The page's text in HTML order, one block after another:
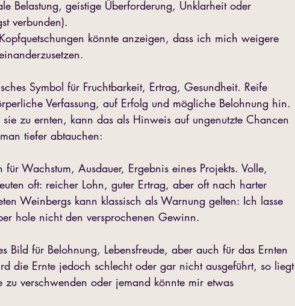
Belastung, geistige Überforderung, Unklarheit oder
verbunden).
könnte anzeigen, dass ich mich weigere
Symbol für Fruchtbarkeit, Ertrag, Gesundheit. Reife
Verfassung, auf Erfolg und mögliche Belohnung hin.
zu ernten, kann das als Hinweis auf ungenutzte Chancen
tiefer abtauchen:
für Wachstum, Ausdauer, Ergebnis eines Projekts. Volle,
oft: reicher Lohn, guter Ertrag, aber oft nach harter
Weinbergs kann klassisch als Warnung gelten: Ich lasse
hole nicht den versprochenen Gewinn.
Bild für Belohnung, Lebensfreude, aber auch für das Ernten
die Ernte jedoch schlecht oder gar nicht ausgeführt, so liegt
verschwenden oder jemand könnte mir etwas